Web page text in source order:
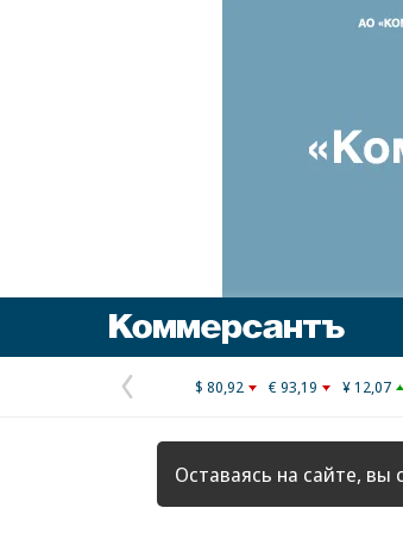
Предыдущая
страница
$ 80,92 € 93,19 ¥ 12,07
Оставаясь на сайте, вы